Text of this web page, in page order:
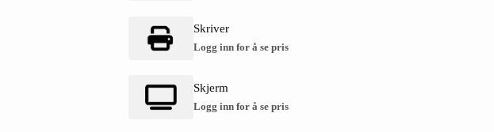
Skriver
Logg inn for å se pris
Skjerm
Logg inn for å se pris